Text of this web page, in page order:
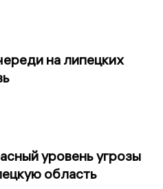
на липецких
уровень угрозы
область